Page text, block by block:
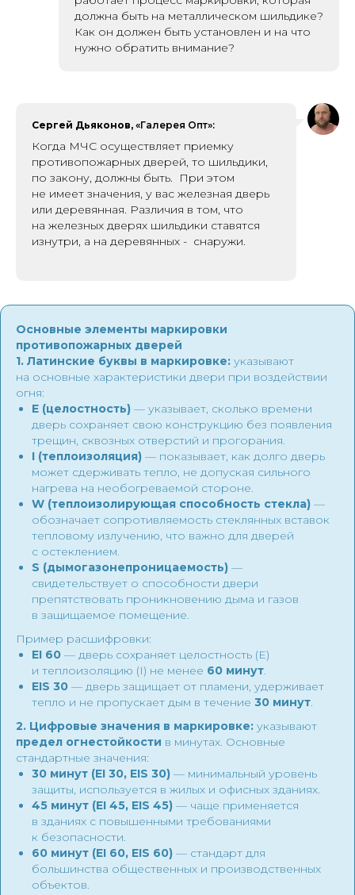
должна быть на металлическом шильдике?
Как он должен быть установлен и на что
нужно обратить внимание?
Сергей Дьяконов, «Галерея Опт»:
Когда МЧС осуществляет приемку
противопожарных дверей, то шильдики,
по закону, должны быть. При этом
не имеет значения, у вас железная дверь
или деревянная. Различия в том, что
на железных дверях шильдики ставятся
изнутри, а на деревянных - снаружи.
Основные элементы маркировки
противопожарных дверей
1. Латинские буквы в маркировке: указывают
на основные характеристики двери при воздействии
огня:
E (целостность) — указывает, сколько времени
дверь сохраняет свою конструкцию без появления
трещин, сквозных отверстий и прогорания.
I (теплоизоляция) — показывает, как долго дверь
может сдерживать тепло, не допуская сильного
нагрева на необогреваемой стороне.
W (теплоизолирующая способность стекла) —
обозначает сопротивляемость стеклянных вставок
тепловому излучению, что важно для дверей
с остеклением.
S (дымогазонепроницаемость) —
свидетельствует о способности двери
препятствовать проникновению дыма и газов
в защищаемое помещение.
Пример расшифровки:
EI 60 — дверь сохраняет целостность (E)
и теплоизоляцию (I) не менее 60 минут.
EIS 30 — дверь защищает от пламени, удерживает
тепло и не пропускает дым в течение 30 минут.
2. Цифровые значения в маркировке: указывают
предел огнестойкости в минутах. Основные
стандартные значения:
30 минут (EI 30, EIS 30) — минимальный уровень
защиты, используется в жилых и офисных зданиях.
45 минут (EI 45, EIS 45) — чаще применяется
в зданиях с повышенными требованиями
к безопасности.
60 минут (EI 60, EIS 60) — стандарт для
большинства общественных и производственных
объектов.